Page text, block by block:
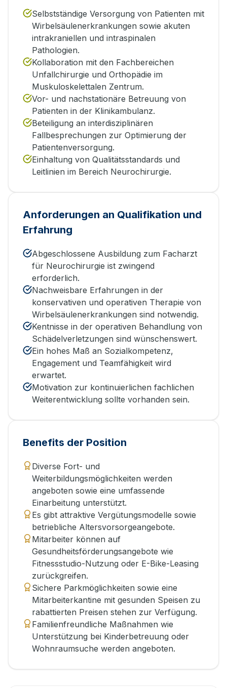
Selbstständige Versorgung von Patienten mit
Wirbelsäulenerkrankungen sowie akuten
intrakraniellen und intraspinalen
Pathologien.
Kollaboration mit den Fachbereichen
Unfallchirurgie und Orthopädie im
Muskuloskelettalen Zentrum.
Vor- und nachstationäre Betreuung von
Patienten in der Klinikambulanz.
Beteiligung an interdisziplinären
Fallbesprechungen zur Optimierung der
Patientenversorgung.
Einhaltung von Qualitätsstandards und
Leitlinien im Bereich Neurochirurgie.
Anforderungen an Qualifikation und
Erfahrung
Abgeschlossene Ausbildung zum Facharzt
für Neurochirurgie ist zwingend
erforderlich.
Nachweisbare Erfahrungen in der
konservativen und operativen Therapie von
Wirbelsäulenerkrankungen sind notwendig.
Kentnisse in der operativen Behandlung von
Schädelverletzungen sind wünschenswert.
Ein hohes Maß an Sozialkompetenz,
Engagement und Teamfähigkeit wird
erwartet.
Motivation zur kontinuierlichen fachlichen
Weiterentwicklung sollte vorhanden sein.
Benefits der Position
Diverse Fort- und
Weiterbildungsmöglichkeiten werden
angeboten sowie eine umfassende
Einarbeitung unterstützt.
Es gibt attraktive Vergütungsmodelle sowie
betriebliche Altersvorsorgeangebote.
Mitarbeiter können auf
Gesundheitsförderungsangebote wie
Fitnessstudio-Nutzung oder E-Bike-Leasing
zurückgreifen.
Sichere Parkmöglichkeiten sowie eine
Mitarbeiterkantine mit gesunden Speisen zu
rabattierten Preisen stehen zur Verfügung.
Familienfreundliche Maßnahmen wie
Unterstützung bei Kinderbetreuung oder
Wohnraumsuche werden angeboten.